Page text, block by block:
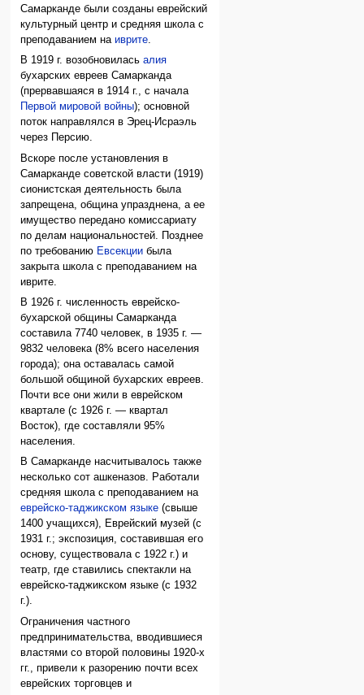
Самарканде были созданы еврейский
культурный центр и средняя школа с
преподаванием наиврите.
В 1919 г. возобновиласьалия
бухарских евреев Самарканда
(прервавшаяся в 1914 г., с начала
Первой мировой войны); основной
поток направлялся в Эрец-Исраэль
через Персию.
Вскоре после установления в
Самарканде советской власти (1919)
сионистская деятельность была
запрещена, община упразднена, а ее
имущество передано комиссариату
по делам национальностей. Позднее
по требованию Евсекции была
закрыта школа с преподаванием на
иврите.
В 1926 г. численность еврейско-
бухарской общины Самарканда
составила 7740 человек, в 1935 г. —
9832 человека (8% всего населения
города); она оставалась самой
большой общиной бухарских евреев.
Почти все они жили в еврейском
квартале (с 1926 г. — квартал
Восток), где составляли 95%
населения.
В Самарканде насчитывалось также
несколько сот ашкеназов. Работали
средняя школа с преподаванием на
еврейско-таджикском языке (свыше
1400 учащихся), Еврейский музей (с
1931 г.; экспозиция, составившая его
основу, существовала с 1922 г.) и
театр, где ставились спектакли на
еврейско-таджикском языке (с 1932
г.).
Ограничения частного
предпринимательства, вводившиеся
властями со второй половины 1920-х
гг., привели к разорению почти всех
еврейских торговцев и